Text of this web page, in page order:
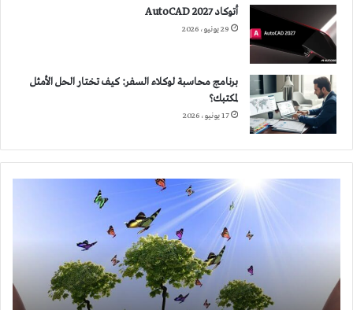
أتوكاد 2027 AutoCAD
29 يونيو، 2026
برنامج محاسبة لوكلاء السفر: كيف تختار الحل الأمثل
لمكتبك؟
17 يونيو، 2026